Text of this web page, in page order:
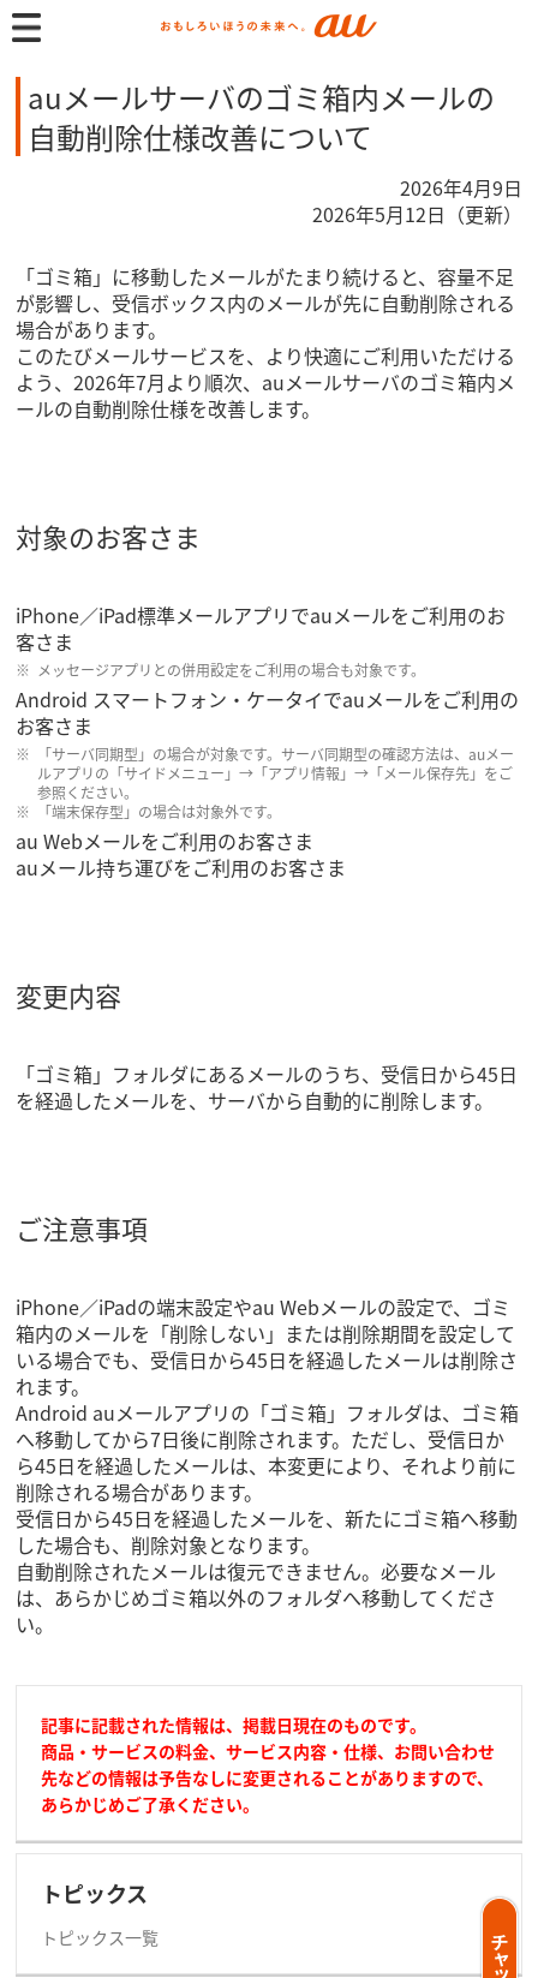
auメールサーバのゴミ箱内メールの
自動削除仕様改善について
2026年4月9日
2026年5月12日（更新）
「ゴミ箱」に移動したメールがたまり続けると、容量不足
が影響し、受信ボックス内のメールが先に自動削除される
場合があります。
このたびメールサービスを、より快適にご利用いただける
よう、2026年7月より順次、auメールサーバのゴミ箱内メ
ールの自動削除仕様を改善します。
対象のお客さま
iPhone／iPad標準メールアプリでauメールをご利用のお
客さま
メッセージアプリとの併用設定をご利用の場合も対象です。
Android スマートフォン・ケータイでauメールをご利用の
お客さま
「サーバ同期型」の場合が対象です。サーバ同期型の確認方法は、auメー
ルアプリの「サイドメニュー」→「アプリ情報」→「メール保存先」をご
参照ください。
「端末保存型」の場合は対象外です。
au Webメールをご利用のお客さま
auメール持ち運びをご利用のお客さま
変更内容
「ゴミ箱」フォルダにあるメールのうち、受信日から45日
を経過したメールを、サーバから自動的に削除します。
ご注意事項
iPhone／iPadの端末設定やau Webメールの設定で、ゴミ
箱内のメールを「削除しない」または削除期間を設定して
いる場合でも、受信日から45日を経過したメールは削除さ
れます。
Android auメールアプリの「ゴミ箱」フォルダは、ゴミ箱
へ移動してから7日後に削除されます。ただし、受信日か
ら45日を経過したメールは、本変更により、それより前に
削除される場合があります。
受信日から45日を経過したメールを、新たにゴミ箱へ移動
した場合も、削除対象となります。
自動削除されたメールは復元できません。必要なメール
は、あらかじめゴミ箱以外のフォルダへ移動してくださ
い。
記事に記載された情報は、掲載日現在のものです。
商品・サービスの料金、サービス内容・仕様、お問い合わせ
先などの情報は予告なしに変更されることがありますので、
あらかじめご了承ください。
トピックス
トピックス一覧